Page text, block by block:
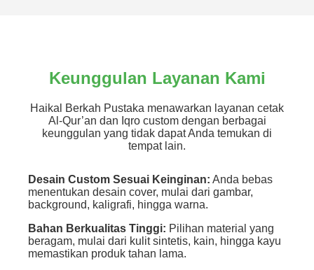
Keunggulan Layanan Kami
Haikal Berkah Pustaka menawarkan layanan cetak
Al-Qur’an dan Iqro custom dengan berbagai
keunggulan yang tidak dapat Anda temukan di
tempat lain.
Desain Custom Sesuai Keinginan: Anda bebas
menentukan desain cover, mulai dari gambar,
background, kaligrafi, hingga warna.
Bahan Berkualitas Tinggi: Pilihan material yang
beragam, mulai dari kulit sintetis, kain, hingga kayu
memastikan produk tahan lama.